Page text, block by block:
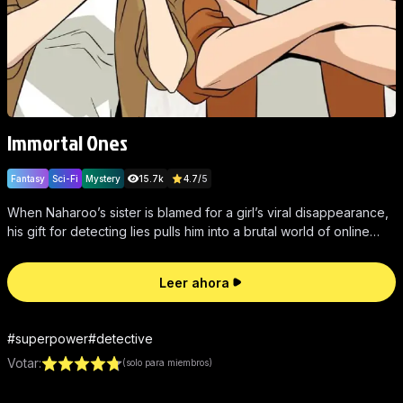
Immortal Ones
Fantasy Sci-Fi Mystery 15.7k 4.7/5
When Naharoo’s sister is blamed for a girl’s viral disappearance,
his gift for detecting lies pulls him into a brutal world of online
Leer ahora
#superpower#detective
Votar: (solo para miembros)